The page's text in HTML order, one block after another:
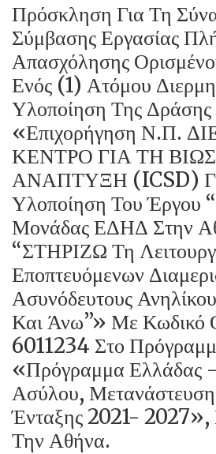
Πρόσκληση Για Τη
Σύμβασης Εργασίας
Απασχόλησης
Ενός (1) Ατόμου
Υλοποίηση Της Δράσης
«Επιχορήγηση Ν.Π.
ΚΕΝΤΡΟ ΓΙΑ ΤΗ
ΑΝΑΠΤΥΞΗ (ICSD)
Υλοποίηση Του Έργου
Μονάδας ΕΔΗΔ Στην
“ΣΤΗΡΙΖΩ Τη
Εποπτευόμενων
Ασυνόδευτους
Και Άνω”» Με
6011234 Στο
«Πρόγραμμα Ελλάδας
Ασύλου,
Ένταξης 2021-
Την Αθήνα.